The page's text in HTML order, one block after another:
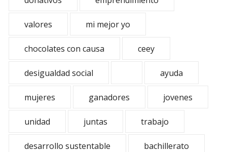
valores mi mejor yo
chocolates con causa ceey
desigualdad social ayuda
mujeres ganadores jovenes
unidad juntas trabajo
desarrollo sustentable bachillerato